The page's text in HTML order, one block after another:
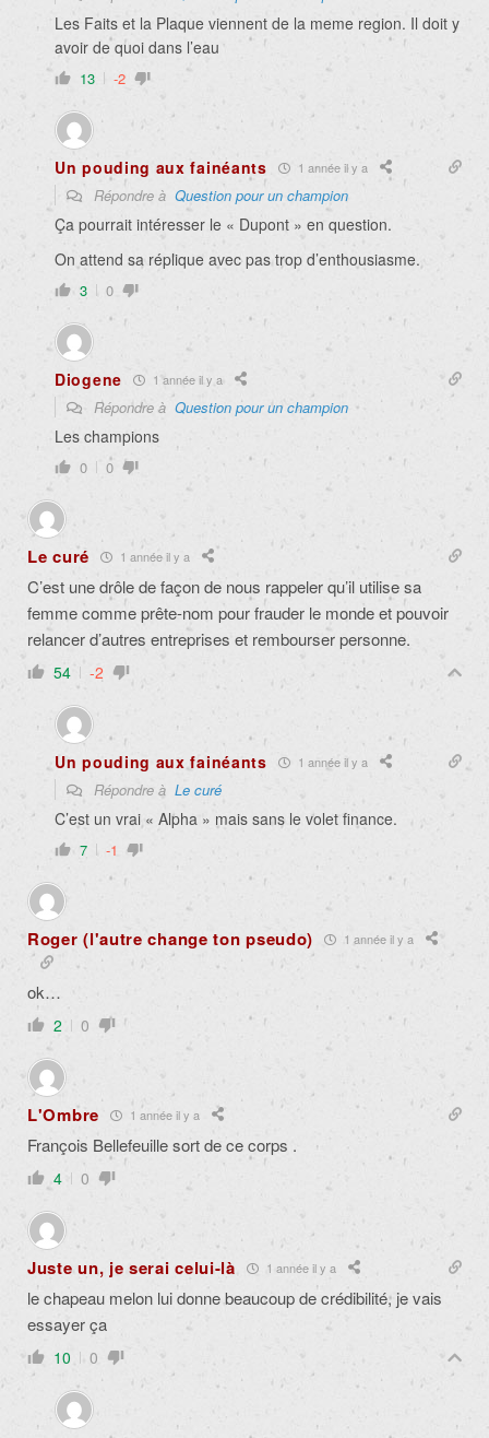
Les Faits et la Plaque viennent de la meme region. Il doit y
avoir de quoi dans l’eau
13 -2
Un pouding aux fainéants 1 année il y a
Répondre à Question pour un champion
Ça pourrait intéresser le « Dupont » en question.
On attend sa réplique avec pas trop d’enthousiasme.
3 0
Diogene 1 année il y a
Répondre à Question pour un champion
Les champions
0 0
Le curé 1 année il y a
C’est une drôle de façon de nous rappeler qu’il utilise sa
femme comme prête-nom pour frauder le monde et pouvoir
relancer d’autres entreprises et rembourser personne.
54 -2
Un pouding aux fainéants 1 année il y a
Répondre à Le curé
C’est un vrai « Alpha » mais sans le volet finance.
7 -1
Roger (l'autre change ton pseudo) 1 année il y a
ok…
2 0
L'Ombre 1 année il y a
François Bellefeuille sort de ce corps .
4 0
Juste un, je serai celui-là 1 année il y a
le chapeau melon lui donne beaucoup de crédibilité, je vais
essayer ça
10 0